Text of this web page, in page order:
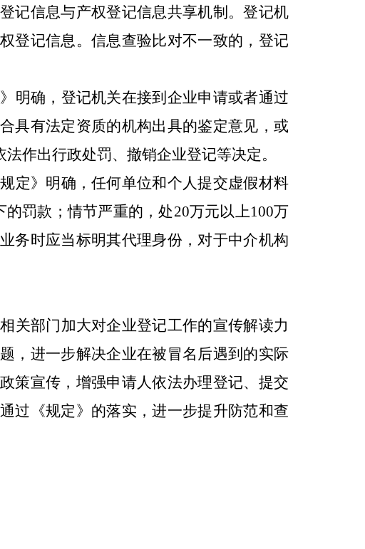
记信息与产权登记信息共享机制。登记机
登记信息。信息查验比对不一致的，登记
明确，登记机关在接到企业申请或者通过
具有法定资质的机构出具的鉴定意见，或
作出行政处罚、撤销企业登记等决定。
定》明确，任何单位和个人提交虚假材料
罚款；情节严重的，处20万元以上100万
务时应当标明其代理身份，对于中介机构
关部门加大对企业登记工作的宣传解读力
，进一步解决企业在被冒名后遇到的实际
策宣传，增强申请人依法办理登记、提交
过《规定》的落实，进一步提升防范和查